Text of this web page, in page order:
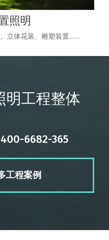
照明
立体花装、雕塑装置……
明工程整体
6682-365
工程案例